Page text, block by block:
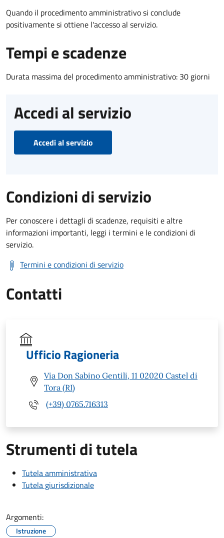
Quando il procedimento amministrativo si conclude
positivamente si ottiene l'accesso al servizio.
Tempi e scadenze
Durata massima del procedimento amministrativo: 30 giorni
Accedi al servizio
Accedi al servizio
Condizioni di servizio
Per conoscere i dettagli di scadenze, requisiti e altre
informazioni importanti, leggi i termini e le condizioni di
servizio.
Termini e condizioni di servizio
Contatti
Ufficio Ragioneria
Via Don Sabino Gentili, 11 02020 Castel di
Tora (RI)
(+39) 0765.716313
Strumenti di tutela
Tutela amministrativa
Tutela giurisdizionale
Argomenti:
Istruzione